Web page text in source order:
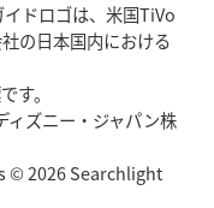
玉WKの基礎築く
ドロゴは、米国TiVo
の日本国内における
す。
ィズニー・ジャパン株
© 2026 Searchlight